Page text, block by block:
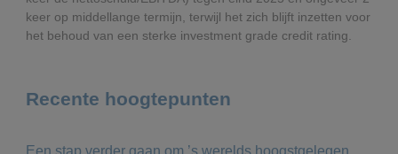
keer op middellange termijn, terwijl het zich blijft inzetten voor
het behoud van een sterke investment grade credit rating.
Recente hoogtepunten
Een stap verder gaan om ’s werelds hoogstgelegen